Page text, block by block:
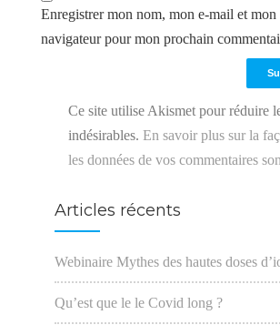
Enregistrer mon nom, mon e-mail et mon
navigateur pour mon prochain
Ce site utilise Akismet pour réduire
indésirables. En savoir plus sur la
les données de vos commentaires
Articles récents
Webinaire Mythes des hautes doses
Qu’est que le le Covid long ?